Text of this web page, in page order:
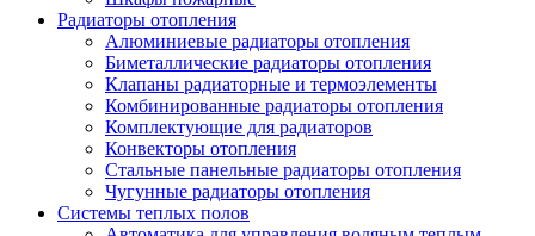
Радиаторы отопления
Алюминиевые радиаторы отопления
Биметаллические радиаторы отопления
Клапаны радиаторные и термоэлементы
Комбинированные радиаторы отопления
Комплектующие для радиаторов
Конвекторы отопления
Стальные панельные радиаторы отопления
Чугунные радиаторы отопления
Системы теплых полов